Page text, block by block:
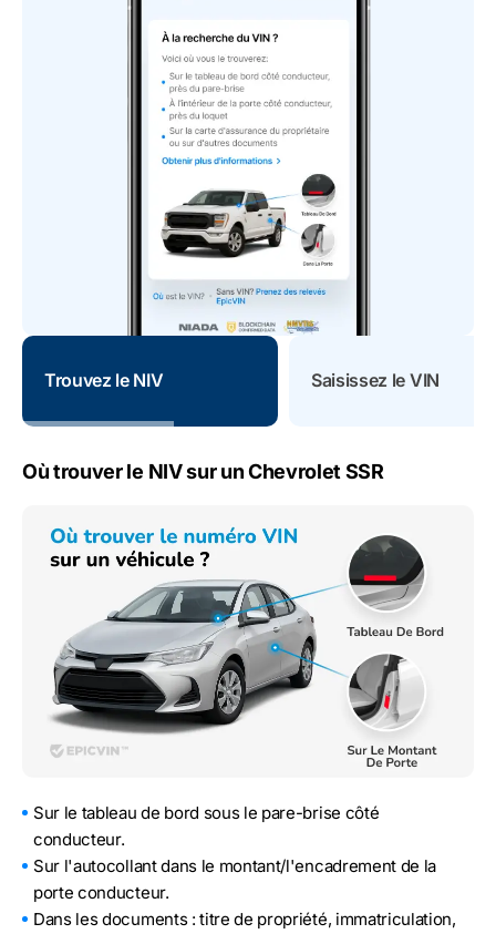
Trouvez le NIV Saisissez le VIN
Où trouver le NIV sur un Chevrolet SSR
Sur le tableau de bord sous le pare-brise côté
conducteur.
Sur l'autocollant dans le montant/l'encadrement de la
porte conducteur.
Dans les documents : titre de propriété, immatriculation,